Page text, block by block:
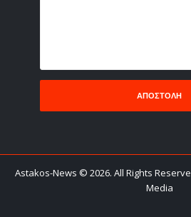
Astakos-News © 2026. All Rights
Media